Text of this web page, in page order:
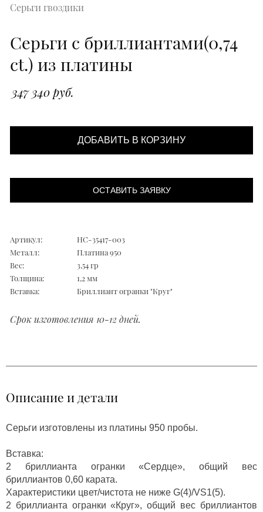
Серьги гвоздики
Серьги с бриллиантами(0,74
ct.) из платины
347 340 руб.
ДОБАВИТЬ В КОРЗИНУ
ОСТАВИТЬ ЗАЯВКУ
Артикул:
НС-35417-003
Металл:
Платина 950
Вес:
3,54 гр
Толщина:
1,2 мм
Вставка:
Бриллиант огранки "Круг"
Срок изготовления 10-12 дней.
Описание и детали
Серьги изготовлены из платины 950 пробы.
Вставка:
2 бриллианта огранки «Сердце», общий вес
бриллиантов 0,60 карата.
Характеристики цвет/чистота не ниже G(4)/VS1(5).
2 бриллианта огранки «Круг», общий вес бриллиантов